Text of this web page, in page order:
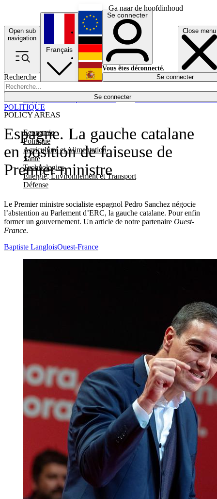
Ga naar de hoofdinhoud
Open sub
navigation
Close menu
Recherche
Se connecter
POLICY AREAS
Economie
Politique
Agriculture et Alimentation
Santé
Technologies
Energie, Environnement et Transport
Défense
Économie
Français
English
Deutsch
Español
Se connecter
Vous êtes déconnecté.
Se connecter
Espagne. La gauche catalane
en position de faiseuse de
Premier ministre
Le Premier ministre socialiste espagnol Pedro Sanchez négocie
l’abstention au Parlement d’ERC, la gauche catalane. Pour enfin
former un gouvernement. Un article de notre partenaire Ouest-
France.
POLITIQUE
Baptiste LangloisOuest-France